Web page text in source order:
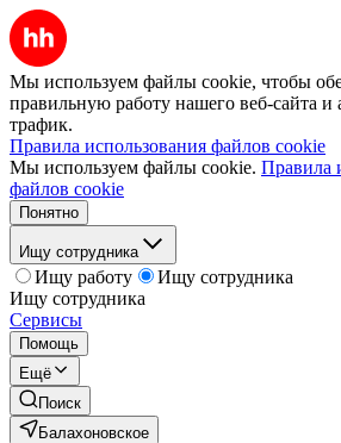
Мы используем файлы cookie, чтобы
правильную работу нашего веб-сайта и
трафик.
Правила использования файлов cookie
Мы используем файлы cookie. Правила
файлов cookie
Понятно
Ищу сотрудника
Ищу работу
Ищу сотрудника
Ищу сотрудника
Сервисы
Помощь
Ещё
Поиск
Балахоновское